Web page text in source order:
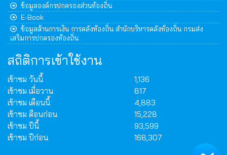
ข้อมูลองค์กรปกครองส่วนท้องถิ่น
E-Book
ข้อมูลด้านการเงิน การคลังท้องถิ่น สำนักบริหารคลังท้องถิ่น กรมส่ง
เสริมการปกครองท้องถิ่น
สถิติการเข้าใช้งาน
เข้าชม วันนี้
1,136
เข้าชม เมื่อวาน
817
เข้าชม เดือนนี้
4,883
เข้าชม ดือนก่อน
15,228
เข้าชม ปีนี้
93,599
เข้าชม ปีก่อน
168,307